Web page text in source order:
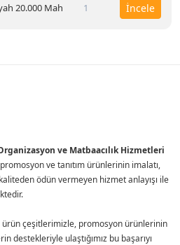
20.000 Mah 1 İncele
ve Matbaacılık Hizmetleri
ve tanıtım ürünlerinin imalatı,
ödün vermeyen hizmet anlayışı ile
ürün çeşitlerimizle, promosyon ürünlerinin
destekleriyle ulaştığımız bu başarıyı